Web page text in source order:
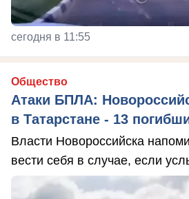
сегодня в 11:55
Общество
Атаки БПЛА:
в Татарстане - 13
Власти Новороссийска
вести себя в случае, если